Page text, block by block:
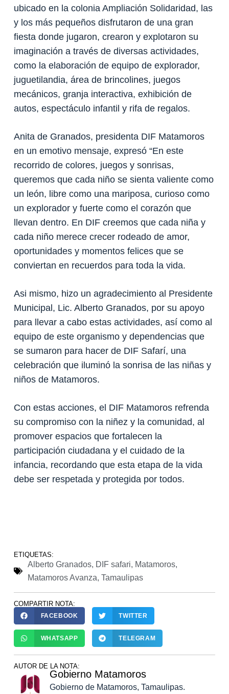
ubicado en la colonia Ampliación Solidaridad, las
y los más pequeños disfrutaron de una gran
fiesta donde jugaron, crearon y explotaron su
imaginación a través de diversas actividades,
como la elaboración de equipo de explorador,
juguetilandia, área de brincolines, juegos
mecánicos, granja interactiva, exhibición de
autos, espectáculo infantil y rifa de regalos.
Anita de Granados, presidenta DIF Matamoros
en un emotivo mensaje, expresó “En este
recorrido de colores, juegos y sonrisas,
queremos que cada niño se sienta valiente como
un león, libre como una mariposa, curioso como
un explorador y fuerte como el corazón que
llevan dentro. En DIF creemos que cada niña y
cada niño merece crecer rodeado de amor,
oportunidades y momentos felices que se
conviertan en recuerdos para toda la vida.
Asi mismo, hizo un agradecimiento al Presidente
Municipal, Lic. Alberto Granados, por su apoyo
para llevar a cabo estas actividades, así como al
equipo de este organismo y dependencias que
se sumaron para hacer de DIF Safarí, una
celebración que iluminó la sonrisa de las niñas y
niños de Matamoros.
Con estas acciones, el DIF Matamoros refrenda
su compromiso con la niñez y la comunidad, al
promover espacios que fortalecen la
participación ciudadana y el cuidado de la
infancia, recordando que esta etapa de la vida
debe ser respetada y protegida por todos.
ETIQUETAS:
Alberto Granados, DIF safari, Matamoros,
Matamoros Avanza, Tamaulipas
COMPARTIR NOTA:
FACEBOOK TWITTER
WHATSAPP TELEGRAM
AUTOR DE LA NOTA:
Gobierno Matamoros
Gobierno de Matamoros, Tamaulipas.